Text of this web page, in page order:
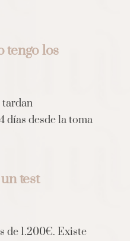
tengo los
tardan
días desde la toma
test
de 1.200€. Existe